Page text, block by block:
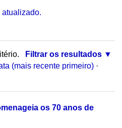
Filtrar os resultados
(mais recente primeiro) ·
os 70 anos de